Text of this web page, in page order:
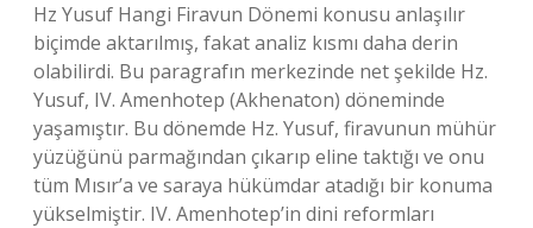
Hz Yusuf Hangi Firavun Dönemi konusu anlaşılır
biçimde aktarılmış, fakat analiz kısmı daha derin
olabilirdi. Bu paragrafın merkezinde net şekilde Hz.
Yusuf, IV. Amenhotep (Akhenaton) döneminde
yaşamıştır. Bu dönemde Hz. Yusuf, firavunun mühür
yüzüğünü parmağından çıkarıp eline taktığı ve onu
tüm Mısır’a ve saraya hükümdar atadığı bir konuma
yükselmiştir. IV. Amenhotep’in dini reformları